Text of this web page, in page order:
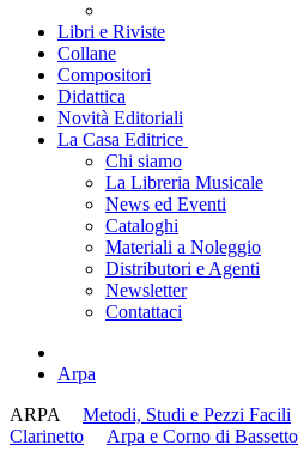
Libri e Riviste
Collane
Compositori
Didattica
Novità Editoriali
La Casa Editrice
Chi siamo
La Libreria Musicale
News ed Eventi
Cataloghi
Materiali a Noleggio
Distributori e Agenti
Newsletter
Contattaci
Arpa
ARPA
Metodi, Studi e Pezzi Facili
Clarinetto
Arpa e Corno di Bassetto